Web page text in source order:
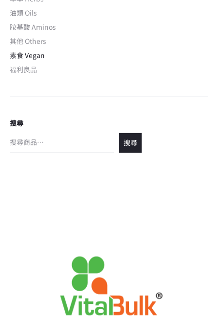
油類 Oils
胺基酸 Aminos
其他 Others
素食 Vegan
福利良品
搜尋
搜尋